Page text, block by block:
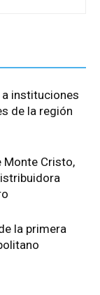
a instituciones
de la región
Monte Cristo,
la primera